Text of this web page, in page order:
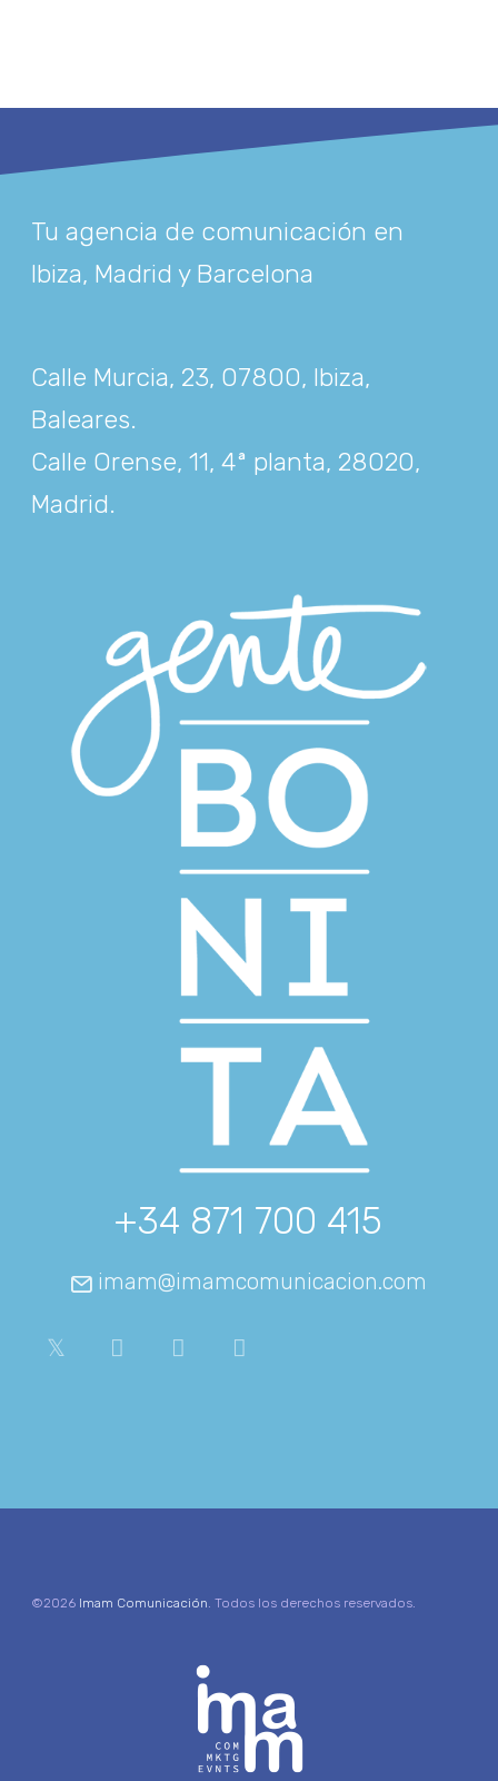
Tu agencia de comunicación en
Ibiza, Madrid y Barcelona
Calle Murcia, 23, 07800, Ibiza,
Baleares.
Calle Orense, 11, 4ª planta, 28020,
Madrid.
+34 871 700 415
imam@imamcomunicacion.com
©2026 Imam Comunicación. Todos los derechos reservados.